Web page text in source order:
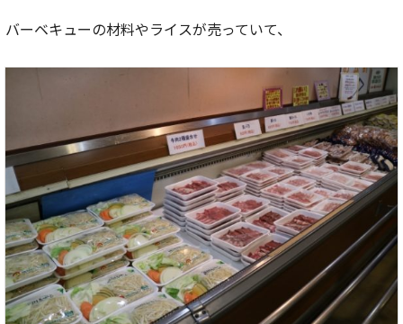
バーベキューの材料やライスが売っていて、